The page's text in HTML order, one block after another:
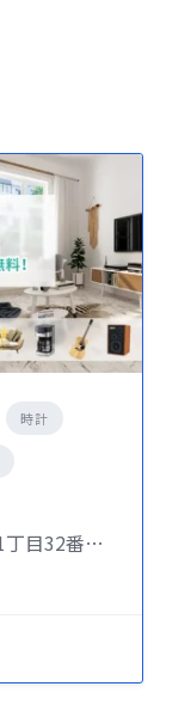
時計
神奈川県川崎市中原区木月1丁目32番地3号